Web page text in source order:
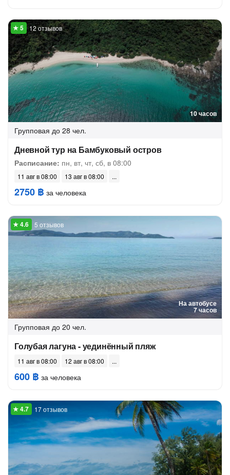
10 часов
12 отзывов
Групповая до 28 чел.
Дневной тур на Бамбуковый остров
Расписание: пн, вт, чт, сб, в 08:00
11 авг в 08:00 13 авг в 08:00
2750 ฿ за человека
На автобусе
7 часов
5 отзывов
Групповая до 20 чел.
Голубая лагуна - уединённый пляж
11 авг в 08:00 12 авг в 08:00
600 ฿ за человека
17 отзывов